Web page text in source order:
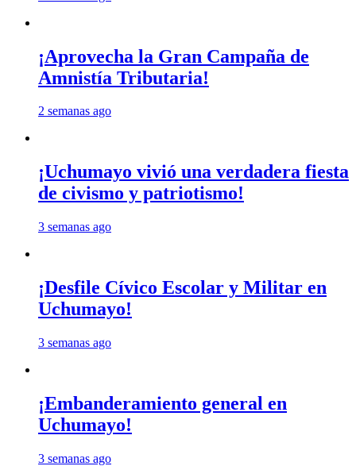
¡Aprovecha la Gran Campaña de
Amnistía Tributaria!
2 semanas ago
¡Uchumayo vivió una verdadera fiesta
de civismo y patriotismo!
3 semanas ago
¡Desfile Cívico Escolar y Militar en
Uchumayo!
3 semanas ago
¡Embanderamiento general en
Uchumayo!
3 semanas ago